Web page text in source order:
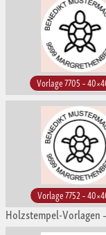
Vorlage 7705 –
Vorlage 7752 –
Holzstempel-Vorlagen–